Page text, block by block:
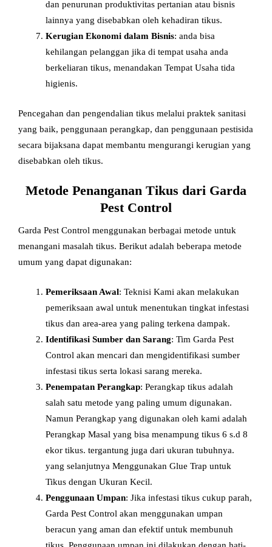
dan penurunan produktivitas pertanian atau bisnis
lainnya yang disebabkan oleh kehadiran tikus.
Kerugian Ekonomi dalam Bisnis: anda bisa
kehilangan pelanggan jika di tempat usaha anda
berkeliaran tikus, menandakan Tempat Usaha tida
higienis.
Pencegahan dan pengendalian tikus melalui praktek sanitasi
yang baik, penggunaan perangkap, dan penggunaan pestisida
secara bijaksana dapat membantu mengurangi kerugian yang
disebabkan oleh tikus.
Metode Penanganan Tikus dari Garda
Pest Control
Garda Pest Control menggunakan berbagai metode untuk
menangani masalah tikus. Berikut adalah beberapa metode
umum yang dapat digunakan:
Pemeriksaan Awal: Teknisi Kami akan melakukan
pemeriksaan awal untuk menentukan tingkat infestasi
tikus dan area-area yang paling terkena dampak.
Identifikasi Sumber dan Sarang: Tim Garda Pest
Control akan mencari dan mengidentifikasi sumber
infestasi tikus serta lokasi sarang mereka.
Penempatan Perangkap: Perangkap tikus adalah
salah satu metode yang paling umum digunakan.
Namun Perangkap yang digunakan oleh kami adalah
Perangkap Masal yang bisa menampung tikus 6 s.d 8
ekor tikus. tergantung juga dari ukuran tubuhnya.
yang selanjutnya Menggunakan Glue Trap untuk
Tikus dengan Ukuran Kecil.
Penggunaan Umpan: Jika infestasi tikus cukup parah,
Garda Pest Control akan menggunakan umpan
beracun yang aman dan efektif untuk membunuh